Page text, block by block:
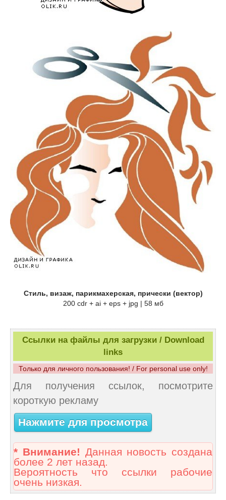
Стиль, визаж, парикмахерская, прически (вектор)
200 cdr + ai + eps + jpg | 58 мб
Ссылки на файлы для загрузки / Download
links
Только для личного пользования! / For personal use only!
Для получения ссылок, посмотрите
короткую рекламу
Нажмите для просмотра
* Внимание! Данная новость создана
более 2 лет назад.
Вероятность что ссылки рабочие
очень низкая.